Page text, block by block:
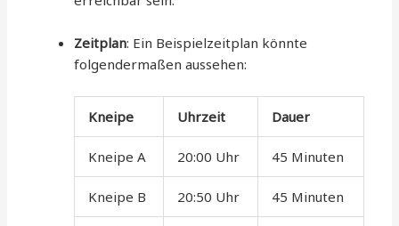
Zeitplan: Ein Beispielzeitplan könnte
folgendermaßen aussehen:
Kneipe Uhrzeit Dauer
Kneipe A 20:00 Uhr 45 Minuten
Kneipe B 20:50 Uhr 45 Minuten